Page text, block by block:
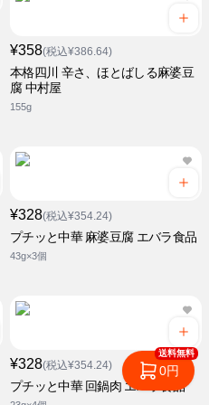
¥358(税込¥386.64)
本格四川 辛さ、ほとばしる麻婆豆
腐 中村屋
155g
¥328(税込¥354.24)
プチッと中華 麻婆豆腐 エバラ食品
43g×3個
¥328(税込¥354.24)
プチッと中華 回鍋肉 エバラ食品
送料無料
0円